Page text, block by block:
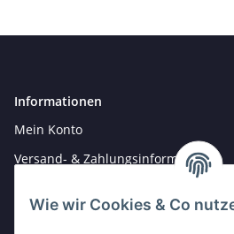
Wie wir Cookies & Co
Informationen
Mein Konto
Versand- & Zahlungsinformationen